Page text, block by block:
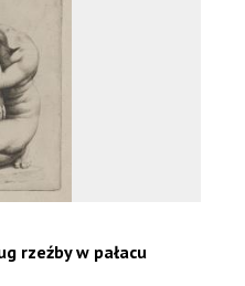
rzeźby w pałacu